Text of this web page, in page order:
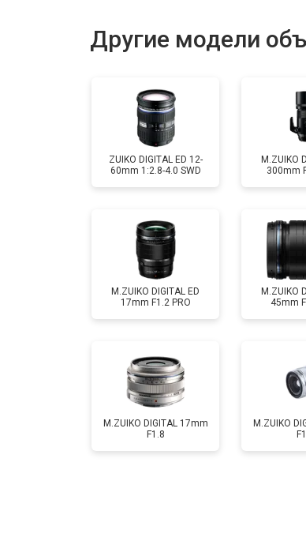
Другие модели
ZUIKO DIGITAL ED 12-
60mm 1:2.8-4.0 SWD
M.ZUIKO
300mm
M.ZUIKO DIGITAL ED
17mm F1.2 PRO
M.ZUIKO
45mm
M.ZUIKO DIGITAL 17mm
F1.8
M.ZUIKO